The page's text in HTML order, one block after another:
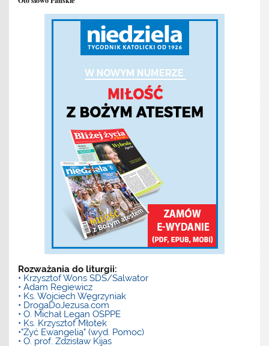
Rozważania do liturgii:
• Krzysztof Wons SDS/Salwator
• Adam Regiewicz
• Ks. Wojciech Węgrzyniak
• DrogaDoJezusa.com
• O. Michał Legan OSPPE
• Ks. Krzysztof Młotek
•"Żyć Ewangelią" (wyd. Pomoc)
• O. prof. Zdzisław Kijas